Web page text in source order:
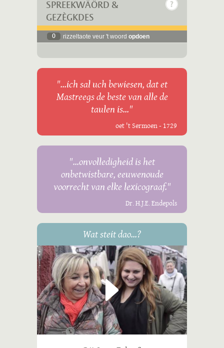
SPREEKWÄÖRD &
GEZÈGKDES
0 rizzeltaote veur 't woord opdoen
"...ich sal uch bewiesen, dat et
Mastreegs de beste van alle de
taulen is..."
oet 't Sermoen - 1729
"...onvolledigheid is het
onbetwistbare, eeuwenoude
voorrecht van elke lexicograaf."
Dr. H.J.E. Endepols
Wat steit dao...?